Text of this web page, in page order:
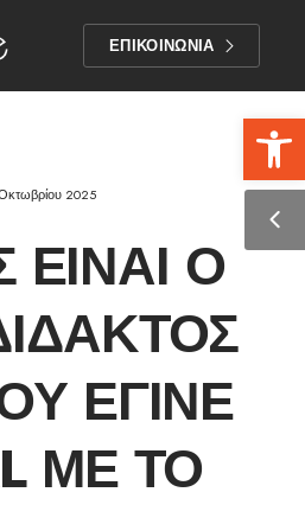
ΕΠΙΚΟΙΝΩΝΙΑ
2025
ΕΊΝΑΙ Ο
ΈΓΙΝΕ
ΜΕ ΤΟ